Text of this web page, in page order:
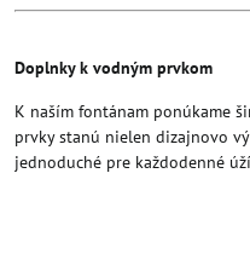
Doplnky k vodným prvkom
K naším fontánam ponúkame
prvky stanú nielen dizajnovo
jednoduché pre každodenné